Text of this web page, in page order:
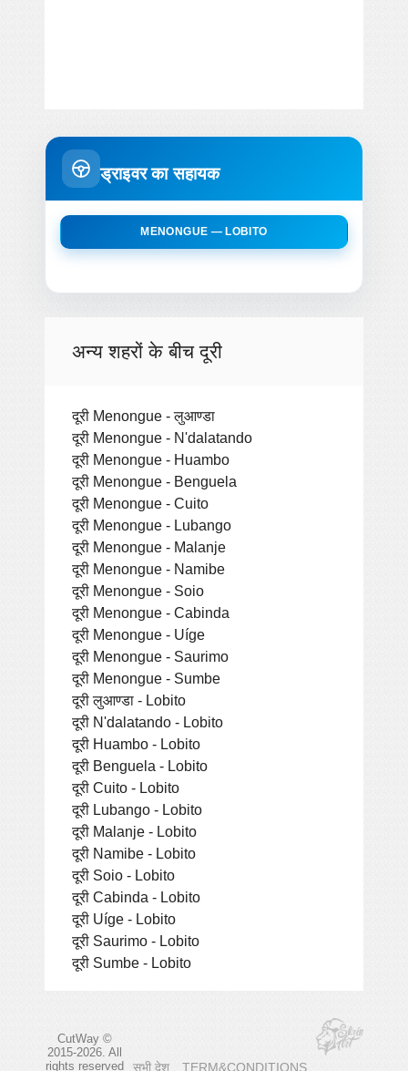
ड्राइवर का सहायक
MENONGUE — LOBITO
अन्य शहरों के बीच दूरी
दूरी Menongue - लुआण्डा
दूरी Menongue - N'dalatando
दूरी Menongue - Huambo
दूरी Menongue - Benguela
दूरी Menongue - Cuito
दूरी Menongue - Lubango
दूरी Menongue - Malanje
दूरी Menongue - Namibe
दूरी Menongue - Soio
दूरी Menongue - Cabinda
दूरी Menongue - Uíge
दूरी Menongue - Saurimo
दूरी Menongue - Sumbe
दूरी लुआण्डा - Lobito
दूरी N'dalatando - Lobito
दूरी Huambo - Lobito
दूरी Benguela - Lobito
दूरी Cuito - Lobito
दूरी Lubango - Lobito
दूरी Malanje - Lobito
दूरी Namibe - Lobito
दूरी Soio - Lobito
दूरी Cabinda - Lobito
दूरी Uíge - Lobito
दूरी Saurimo - Lobito
दूरी Sumbe - Lobito
CutWay ©
2015-2026. All
rights reserved
सभी देश TERM&CONDITIONS